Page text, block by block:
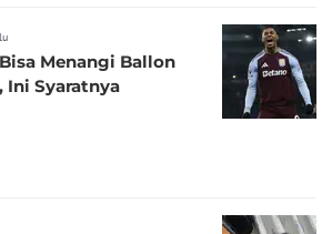
Menangi Ballon
Ini Syaratnya